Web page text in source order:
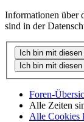
Informationen über
sind in der
Foren-
Alle Zeiten
Alle Cookies